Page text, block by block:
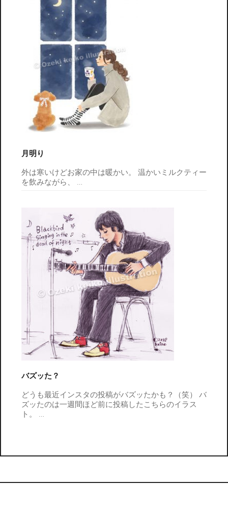
月明り
外は寒いけどお家の中は暖かい。 温かいミルクティー
を飲みながら、 …
バズッた？
どうも最近インスタの投稿がバズッたかも？（笑） バ
ズッたのは一週間ほど前に投稿したこちらのイラス
ト。 …